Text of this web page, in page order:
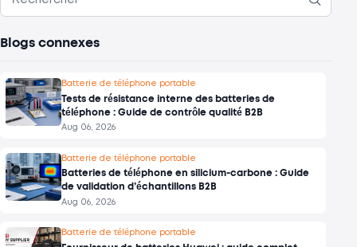
Blogs connexes
Batterie de téléphone portable
Tests de résistance interne des batteries de
téléphone : Guide de contrôle qualité B2B
Aug 06, 2026
Batterie de téléphone portable
Batteries de téléphone en silicium-carbone : Guide
de validation d’échantillons B2B
Aug 06, 2026
Batterie de téléphone portable